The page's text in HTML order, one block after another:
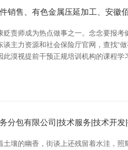
销售、有色金属压延加工、安徽
贬责师成为热点做事之一。念念要报
主力资源和社会保险厅官网，查找“
漠视提前干预正规培训机构的课程
分包有限公司|技术服务|技术开
壤的幽香，街谈上还残留着水洼，